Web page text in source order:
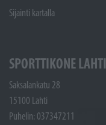
Sijainti kartalla
SPORTTIKONE LAHTI
Saksalankatu 28
15100 Lahti
Puhelin: 037347211